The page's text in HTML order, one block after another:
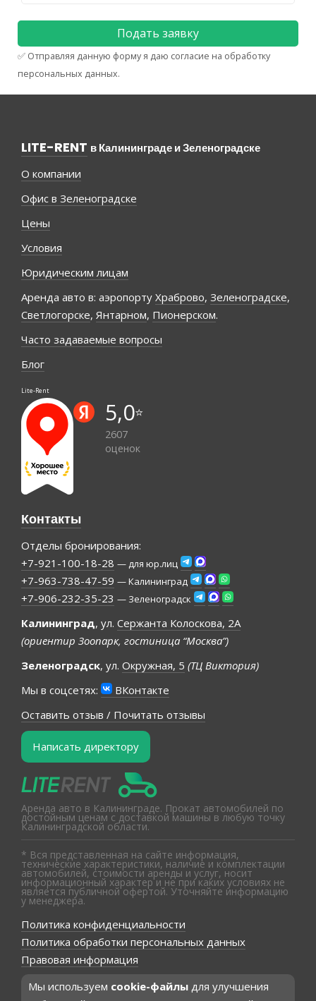
✅ Отправляя данную форму я даю согласие на обработку
персональных данных.
LITE-RENT в Калининграде и Зеленоградске
О компании
Офис в Зеленоградске
Цены
Условия
Юридическим лицам
Аренда авто в: аэропорту Храброво, Зеленоградске,
Светлогорске, Янтарном, Пионерском.
Часто задаваемые вопросы
Блог
Lite-Rent
5,0⭐️
2607
оценок
Контакты
Отделы бронирования:
+7-921-100-18-28 — для юр.лиц
+7-963-738-47-59 — Калининград
+7-906-232-35-23 — Зеленоградск
Калининград, ул. Сержанта Колоскова, 2А
(ориентир Зоопарк, гостиница “Москва”)
Зеленоградск, ул. Окружная, 5 (ТЦ Виктория)
Мы в соцсетях:
ВКонтакте
Оставить отзыв / Почитать отзывы
Написать директору
Аренда авто в Калининграде. Прокат автомобилей по
достойным ценам с доставкой машины в любую точку
Калининградской области.
* Вся представленная на сайте информация,
технические характеристики, наличие и комплектации
автомобилей, стоимости аренды и услуг, носит
информационный характер и не при каких условиях не
является публичной офертой. Уточняйте информацию
у менеджера.
Политика конфиденциальности
Политика обработки персональных данных
Правовая информация
Мы используем cookie-файлы для улучшения